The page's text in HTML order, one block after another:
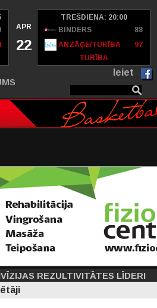
APR
22
TREŠDIENA: 20:00
BINDERS
88
ANZĀĢE/TURĪBA
97
TURĪBA
Ieiet
REZULTIVITĀTES LĪDERI